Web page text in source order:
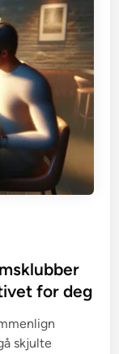
for deg
skjulte